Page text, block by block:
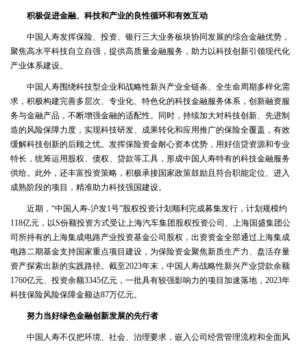
积极促进金融、科技和产业的良性循环和有效互动
中国人寿发挥保险、投资、银行三大业务板块协同发展的综合金融优势，
聚焦高水平科技自立自强，提供高质量金融服务，助力以科技创新引领现代化
产业体系建设。
中国人寿围绕科技型企业和战略性新兴产业全链条、全生命周期多样化需
求，积极构建完善多层次、专业化、特色化的科技金融服务体系，创新融资服
务与金融产品，不断增强金融的适配性。同时，持续加大对科技创新、先进制
造的风险保障力度，实现科技研发、成果转化和应用推广的保险全覆盖，有效
缓解科技创新的后顾之忧。发挥保险资金耐心资本优势，用好信贷资源和专业
特长，统筹运用股权、债权、贷款等工具，形成中国人寿特有的科技金融服务
供给。此外，还丰富投资策略，积极承接国家政策鼓励且符合职能定位、进入
成熟阶段的项目，精准助力科技强国建设。
近期，“中国人寿-沪发1号”股权投资计划顺利完成募集发行，计划规模约
118亿元，以S份额投资方式受让上海汽车集团股权投资公司、上海国盛集团公
司所持有的上海集成电路产业投资基金公司股权，出资资金全部通过上海集成
电路二期基金支持国家重点项目建设，为保险资金聚焦新质生产力、盘活存量
资产探索出新的实践路径。截至2023年末，中国人寿战略性新兴产业贷款余额
1760亿元、投资余额3345亿元，一批具有较强影响力的项目加速落地，2023年
科技保险风险保障金额达87万亿元。
努力当好绿色金融创新发展的先行者
中国人寿不仅把环境、社会、治理要求，嵌入公司经营管理流程和全面风